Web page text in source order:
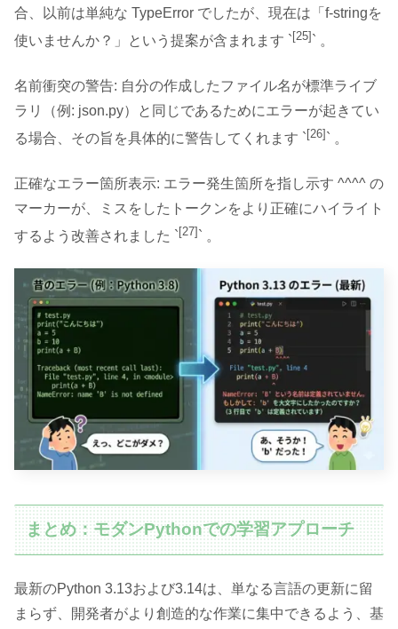
合、以前は単純な TypeError でしたが、現在は「f-stringを
使いませんか？」という提案が含まれます ` [25] ` 。
名前衝突の警告: 自分の作成したファイル名が標準ライブ
ラリ（例: json.py）と同じであるためにエラーが起きてい
る場合、その旨を具体的に警告してくれます ` [26] ` 。
正確なエラー箇所表示: エラー発生箇所を指し示す ^^^^ の
マーカーが、ミスをしたトークンをより正確にハイライト
するよう改善されました `[27] ` 。
まとめ：モダンPythonでの学習アプローチ
最新のPython 3.13および3.14は、単なる言語の更新に留
まらず、開発者がより創造的な作業に集中できるよう、基